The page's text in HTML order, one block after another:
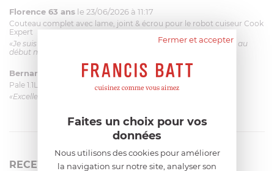
Florence 63 ans le 23/06/2026 à 11:17
Couteau complet avec lame, joint & écrou pour le robot cuiseur Cook
Expert
«Je suis satisfaite du couteau Magimix. L'écrou est un peu dur au
début mais ça le fait. La livraison a été très rapide. ...»
Bernard le 23/06/2026 à 09:43
Pale 1.1L pour Glacier Magimix 11031/121/123/124
«Excellent: produit et livraison»
RECEVEZ LA NEWSLETTER
Fermer et accepter
Faites un choix pour vos
données
Nous utilisons des cookies pour améliorer
la navigation sur notre site, analyser son